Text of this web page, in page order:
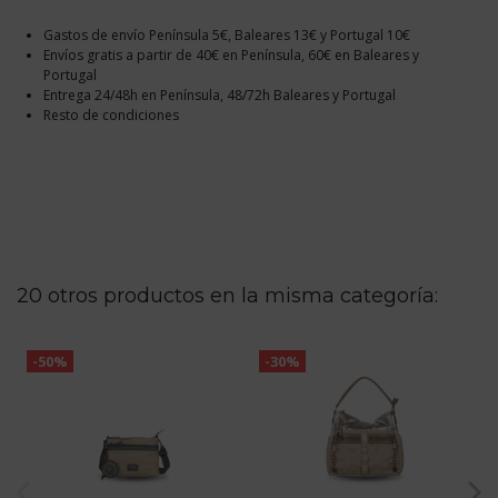
Gastos de envío Península 5€, Baleares 13€ y Portugal 10€
Envíos gratis a partir de 40€ en Península, 60€ en Baleares y
Portugal
Entrega 24/48h en Península, 48/72h Baleares y Portugal
Resto de condiciones
20 otros productos en la misma categoría:
-50% -30%